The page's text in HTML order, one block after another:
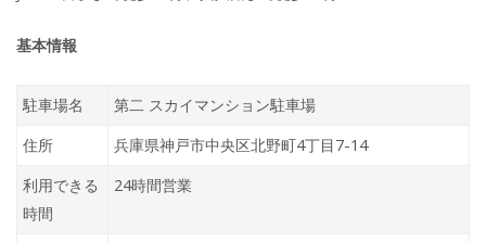
基本情報
駐車場名
第二 スカイマンション駐車場
住所
兵庫県神戸市中央区北野町4丁目7-14
利用できる
時間
24時間営業